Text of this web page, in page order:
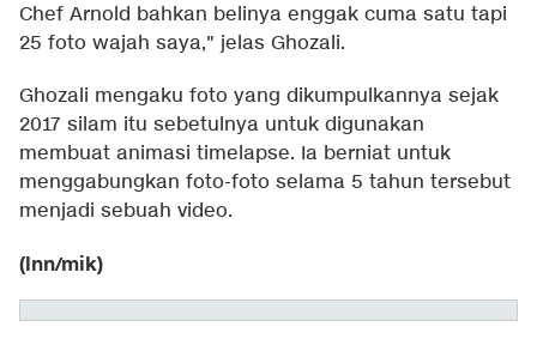
Chef Arnold bahkan belinya enggak cuma satu tapi
25 foto wajah saya," jelas Ghozali.
Ghozali mengaku foto yang dikumpulkannya sejak
2017 silam itu sebetulnya untuk digunakan
membuat animasi timelapse. Ia berniat untuk
menggabungkan foto-foto selama 5 tahun tersebut
menjadi sebuah video.
(lnn/mik)